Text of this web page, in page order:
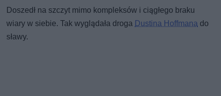
Doszedł na szczyt mimo kompleksów i ciągłego braku
wiary w siebie. Tak wyglądała droga Dustina Hoffmana do
sławy.